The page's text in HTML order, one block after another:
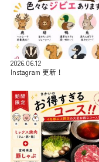
2026.06.12
Instagram 更新！